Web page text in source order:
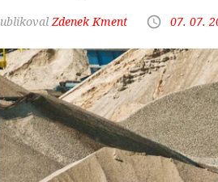
Zdenek Kment 07. 07.